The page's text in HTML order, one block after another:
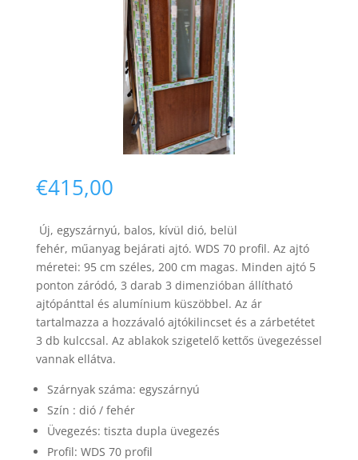
€415,00
Új, egyszárnyú, balos, kívül dió, belül
fehér, műanyag bejárati ajtó. WDS 70 profil. Az ajtó
méretei: 95 cm széles, 200 cm magas. Minden ajtó 5
ponton záródó, 3 darab 3 dimenzióban állítható
ajtópánttal és alumínium küszöbbel. Az ár
tartalmazza a hozzávaló ajtókilincset és a zárbetétet
3 db kulccsal. Az ablakok szigetelő kettős üvegezéssel
vannak ellátva.
Szárnyak száma: egyszárnyú
Szín : dió / fehér
Üvegezés: tiszta dupla üvegezés
Profil: WDS 70 profil
Necessary
These
cookies are
not
optional.
They are
needed for
the website
In order for